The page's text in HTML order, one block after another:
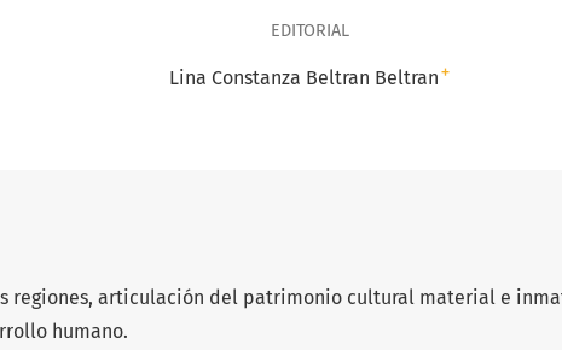
EDITORIAL
Lina Constanza Beltran Beltran +
regiones, articulación del patrimonio cultural material e
humano.